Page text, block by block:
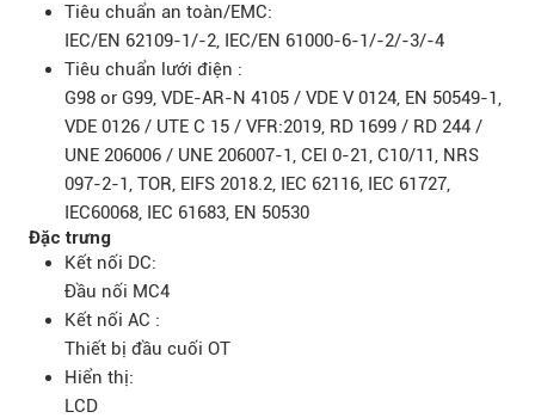
Tiêu chuẩn an toàn/EMC:
IEC/EN 62109-1/-2, IEC/EN 61000-6-1/-2/-3/-4
Tiêu chuẩn lưới điện :
G98 or G99, VDE-AR-N 4105 / VDE V 0124, EN 50549-1,
VDE 0126 / UTE C 15 / VFR:2019, RD 1699 / RD 244 /
UNE 206006 / UNE 206007-1, CEI 0-21, C10/11, NRS
097-2-1, TOR, EIFS 2018.2, IEC 62116, IEC 61727,
IEC60068, IEC 61683, EN 50530
Đặc trưng
Kết nối DC:
Đầu nối MC4
Kết nối AC :
Thiết bị đầu cuối OT
Hiển thị:
LCD